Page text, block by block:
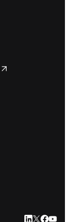
LinkedIn se
Twitter se